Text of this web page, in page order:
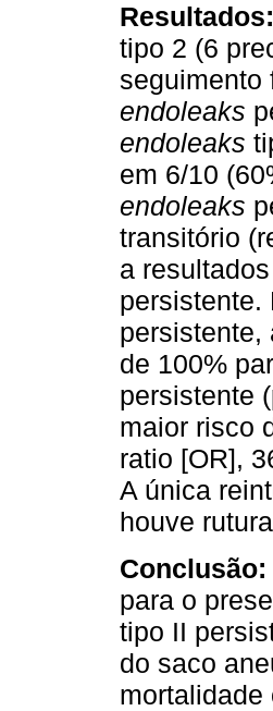
Resultados:
tipo 2 (6
seguimento
endoleaks
endoleaks
em 6/10
endoleaks
transitório
a
persistente,
de 100%
persistente
maior risco
ratio [OR],
A única
houve
Conclusão:
para o
tipo II
do saco
mortalidade